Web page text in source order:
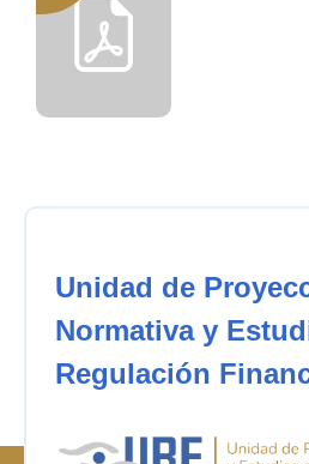
Unidad de
Normativa y
Regulación